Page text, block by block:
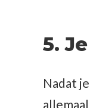
5.
Nadat